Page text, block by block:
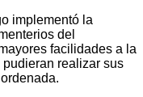
implementó la
del
facilidades a la
realizar sus